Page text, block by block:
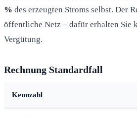
% des erzeugten Stroms selbst. Der
öffentliche Netz – dafür erhalten Sie
Vergütung.
Rechnung Standardfall
Kennzahl